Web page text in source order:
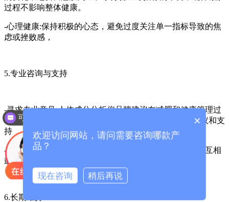
过程不影响整体健康。
-心理健康:保持积极的心态，避免过度关注单一指标导致的焦
虑或挫败感，
5.专业咨询与支持
-寻求专业意见:人体成分分析仪品牌建议在减肥和健康管理过
程中，定期咨询营养师、健身教练或医生，获取专业建议和支
持
-加入社群:参与减肥或健康管理相关的社群，分享经验，互相
鼓励，增强动力。
6.长期维持
×
欢迎访问网站，请问需要咨询哪款产
品？
现在咨询 稍后再说